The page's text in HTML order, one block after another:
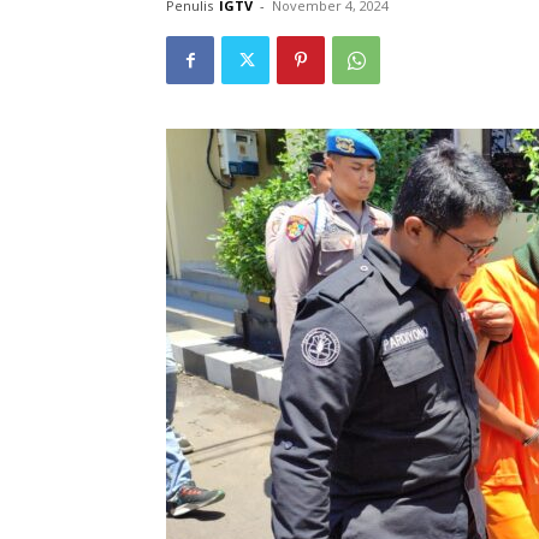
Penulis IGTV - November 4, 2024